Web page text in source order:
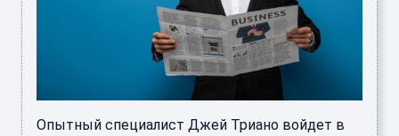
Опытный специалист Джей Триано войдет в